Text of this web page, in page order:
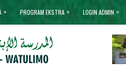
» PROGRAM EKSTRA » LOGIN ADMIN »